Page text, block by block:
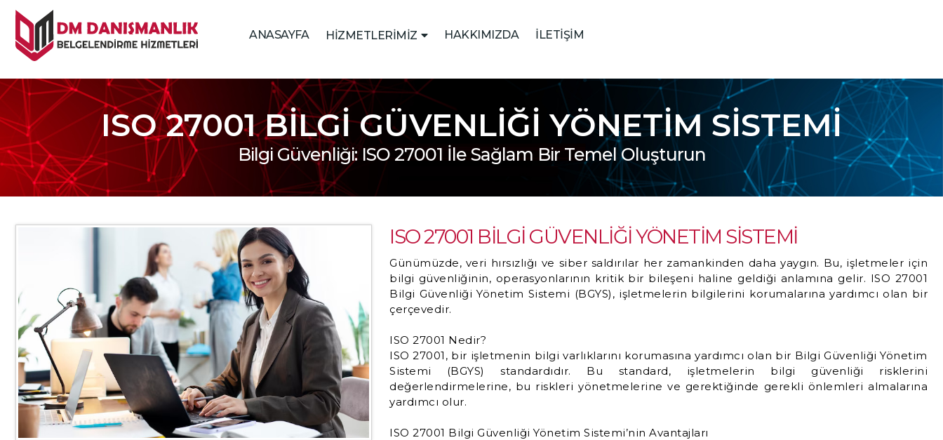
ANASAYFA
HİZMETLERİMİZ
HAKKIMIZDA
ANASAYFA HİZMETLERİMİZ HAKKIMIZDA İLETİŞİM
ISO 27001 BİLGİ GÜVENLİĞİ YÖNETİM SİSTEMİ
Bilgi Güvenliği: ISO 27001 İle Sağlam Bir Temel Oluşturun
ISO 27001 BİLGİ GÜVENLİĞİ YÖNETİM SİSTEMİ
Günümüzde, veri hırsızlığı ve siber saldırılar her zamankinden daha yaygın. Bu, işletmeler için
bilgi güvenliğinin, operasyonlarının kritik bir bileşeni haline geldiği anlamına gelir. ISO 27001
Bilgi Güvenliği Yönetim Sistemi (BGYS), işletmelerin bilgilerini korumalarına yardımcı olan bir
çerçevedir.
ISO 27001 Nedir?
ISO 27001, bir işletmenin bilgi varlıklarını korumasına yardımcı olan bir Bilgi Güvenliği Yönetim
Sistemi (BGYS) standardıdır. Bu standard, işletmelerin bilgi güvenliği risklerini
değerlendirmelerine, bu riskleri yönetmelerine ve gerektiğinde gerekli önlemleri almalarına
yardımcı olur.
ISO 27001 Bilgi Güvenliği Yönetim Sistemi’nin Avantajları